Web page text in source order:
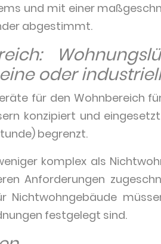
und mit einer
abgestimmt.
oder
für den Wohnbereich
konzipiert und
begrenzt.
komplex als
Anforderungen
festgelegt sind.